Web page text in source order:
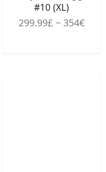
#10 (XL)
299.99£ ~ 354€